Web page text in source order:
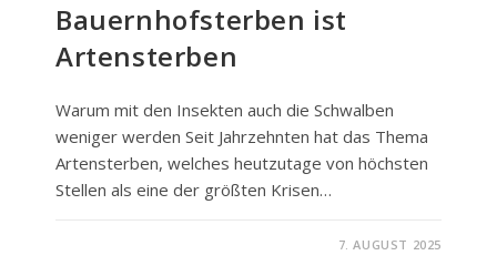
Bauernhofsterben ist
Artensterben
Warum mit den Insekten auch die Schwalben
weniger werden Seit Jahrzehnten hat das Thema
Artensterben, welches heutzutage von höchsten
Stellen als eine der größten Krisen…
7. AUGUST 2025